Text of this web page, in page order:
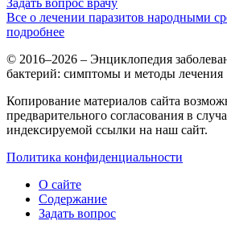
Задать вопрос врачу
Все о лечении паразитов народными
подробнее
© 2016–2026 – Энциклопедия
бактерий: симптомы и методы лечения
Копирование материалов сайта
предварительного согласования в
индексируемой ссылки на наш сайт.
Политика конфиденциальности
О сайте
Содержание
Задать вопрос